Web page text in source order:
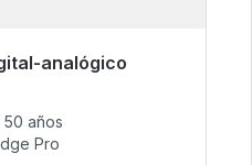
analógico
plazo de entrega
€
50 años
Pro